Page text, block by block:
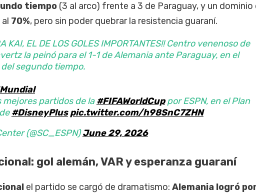
tiempo(3 al arco) frente a 3 de Paraguay, y un dominio
70%, pero sin poder quebrar la resistencia guaraní.
KAI, EL DE LOS GOLES IMPORTANTES!! Centro venenoso de
la peinó para el 1-1 de Alemania ante Paraguay, en el
segundo tiempo.
mejores partidos de la#FIFAWorldCuppor ESPN, en el Plan
#DisneyPlus pic.twitter.com/h98SnC7ZHN
(@SC_ESPN)June 29, 2026
gol alemán, VAR y esperanza guaraní
el partido se cargó de dramatismo: Alemania logró